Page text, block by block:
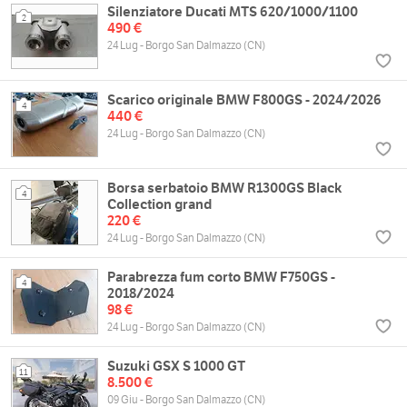
2
Silenziatore Ducati MTS 620/1000/1100
490 €
24 Lug - Borgo San Dalmazzo (CN)
4
Scarico originale BMW F800GS - 2024/2026
440 €
24 Lug - Borgo San Dalmazzo (CN)
4
Borsa serbatoio BMW R1300GS Black
Collection grand
220 €
24 Lug - Borgo San Dalmazzo (CN)
4
Parabrezza fum corto BMW F750GS -
2018/2024
98 €
24 Lug - Borgo San Dalmazzo (CN)
11
Suzuki GSX S 1000 GT
8.500 €
09 Giu - Borgo San Dalmazzo (CN)